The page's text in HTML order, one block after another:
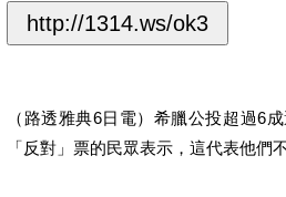
（路透雅典6日電）希臘公投超過6
「反對」票的民眾表示，這代表他們